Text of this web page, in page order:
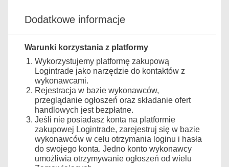
Dodatkowe informacje
Warunki korzystania z platformy
Wykorzystujemy platformę zakupową
Logintrade jako narzędzie do kontaktów z
wykonawcami.
Rejestracja w bazie wykonawców,
przeglądanie ogłoszeń oraz składanie ofert
handlowych jest bezpłatne.
Jeśli nie posiadasz konta na platformie
zakupowej Logintrade, zarejestruj się w bazie
wykonawców w celu otrzymania loginu i hasła
do swojego konta. Jedno konto wykonawcy
umożliwia otrzymywanie ogłoszeń od wielu